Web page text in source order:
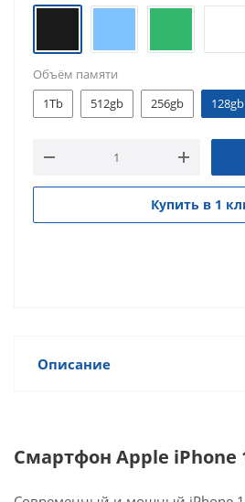
Объём памяти
1Tb
512gb 256gb 128gb
Купить в 1
Описание
Смартфон Apple iPhone